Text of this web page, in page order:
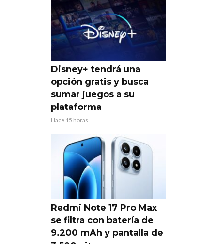
Disney+ tendrá una
opción gratis y busca
sumar juegos a su
plataforma
Hace 15 horas
Redmi Note 17 Pro Max
se filtra con batería de
9.200 mAh y pantalla de